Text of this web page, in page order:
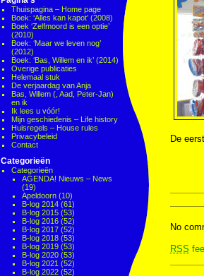
Thuispagina – Home page
Boek: ‘Alles kan kapot’ (2008)
Boek ‘Zelfmoord is een optie’
(2010)
Boek: ‘Maar we leven nog’
(2012)
Boek: ‘Bas, Willem en ik’ (2014)
Overige publicaties
Helemaal stuk
De verjaardag van Anja
Bas, Willem (, Aad, Peter-Jan)
en ik
Ik lees u vóór!
Mijn geschiedenis – Life history
Huisregels – House rules
Privacybeleid
Contact
Categorieën
Categorieën
AGENDA! Nieuws – News
(19)
Apeldoorn (10)
B-log 2014 (61)
B-log 2015 (53)
B-log 2016 (52)
B-log 2017 (52)
B-log 2018 (53)
B-log 2019 (53)
B-log 2020 (53)
B-log 2021 (52)
B-log 2022 (52)
De
No
RSS